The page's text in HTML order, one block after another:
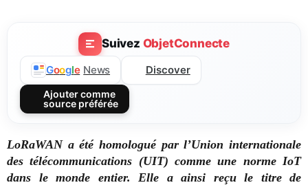
Suivez ObjetConnecte
Google News Discover
Ajouter comme
source préférée
LoRaWAN a été homologué par l’Union internationale
des télécommunications (UIT) comme une norme IoT
dans le monde entier. Elle a ainsi reçu le titre de